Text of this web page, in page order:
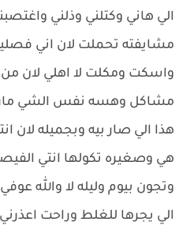
الي هاني وكتلني وذلني
مشايفته تحملت لان اني
واسكت ومكلت لا اهلي لان
مشاكل وهسه نفس الشي
هذا الي صار بيه وبجميله لان
هي وصغيره تكولها انتي
وتجون بيوم وليله لا والله
الي يجرها للغلط وراحت